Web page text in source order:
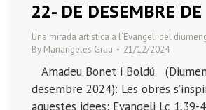
22- DE DESEMBRE
Una mirada artística a l’Evangeli del
By Mariangeles Grau 21/12/2024
Amadeu Bonet i Boldú
desembre 2024): Les obres
aquestes idees: Evangeli Lc 1,39-